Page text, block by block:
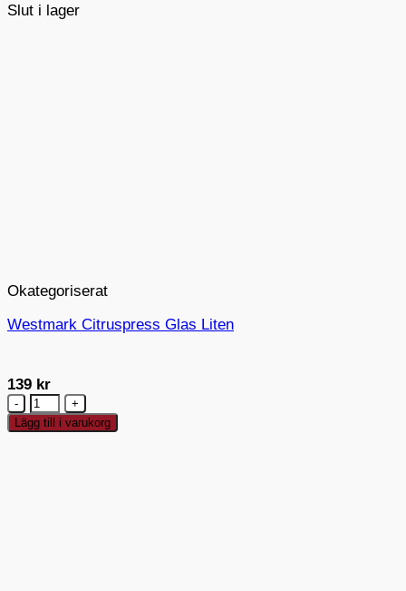
Slut i lager
Okategoriserat
Westmark Citruspress Glas Liten
139 kr
Westmark
Citruspress
Lägg till i varukorg